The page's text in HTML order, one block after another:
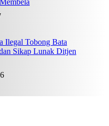
Ilegal Tobong Bata
Sikap Lunak Ditjen